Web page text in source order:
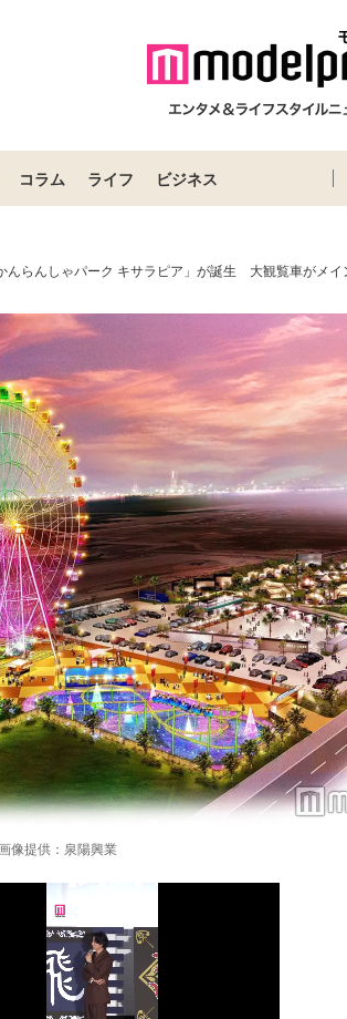
コラム ライフ ビジネス
んらんしゃパーク キサラピア」が誕生 大観覧車がメイ
像提供：泉陽興業